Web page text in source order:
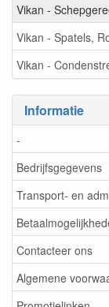
Vikan -
Vikan - Spatels,
Vikan -
Informatie
-
Bedrijfsgegevens
Transport- en
Contacteer ons
Algemene